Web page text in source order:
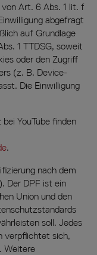
Art. 6 Abs. 1 lit. f
abgefragt
auf Grundlage
1 TTDSG, soweit
oder den Zugriff
(z. B. Device-
Die Einwilligung
YouTube finden
.
nach dem
Der DPF ist ein
Union und den
soll. Jedes
verpflichtet sich,
Weitere